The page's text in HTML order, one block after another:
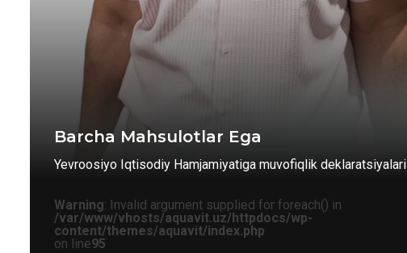
Barcha Mahsulotlar Ega
Yevroosiyo Iqtisodiy Hamjamiyatiga muvofiqlik deklaratsiyalari
Warning: Invalid argument supplied for foreach() in
/var/www/vhosts/aquavit.uz/httpdocs/wp-
content/themes/aquavit/index.php
on line95